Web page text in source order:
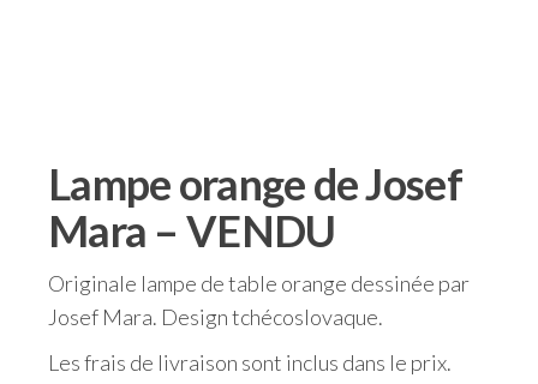
Lampe orange de Josef
Mara – VENDU
Originale lampe de table orange dessinée par
Josef Mara. Design tchécoslovaque.
Les frais de livraison sont inclus dans le prix.